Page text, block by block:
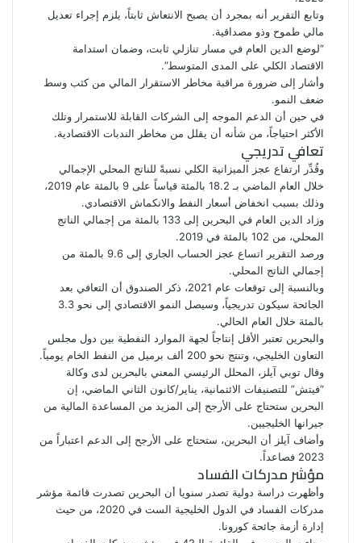
وتابع التقرير أنه بمجرد أن يصبح الانتعاش ثابتاً، يلزم إجراء تعديل
مالي طموح وذو مصداقية.
“لوضع الدين العام في مسار تنازلي ثابت، وضمان استدامة
الاقتصاد الكلي على المدى المتوسط”.
وأشار إلى ضرورة مراقبة مخاطر الاستقرار المالي من كثب وسط
ضعف النمو.
في حين أن الدعم الموجه إلى الشركات القابلة للاستمرار وتلك
الأكثر احتياجاً، من شأنه أن يقلل من مخاطر الندبات الاقتصادية.
تعافي تدريجي
وقُدِّر ارتفاع عجز الميزانية الكلي نسبةً للناتج المحلي الإجمالي
خلال العام الماضي بـ 18.2 بالمئة قياساً على 9 بالمئة عام 2019،
وذلك بسبب انخفاض أسعار النفط والانكماش الاقتصادي.
وزاد الدين العام في البحرين إلى 133 بالمئة من إجمالي الناتج
المحلي، من 102 بالمئة في 2019.
ورصد التقرير اتساع عجز الحساب الجاري إلى 9.6 بالمئة من
إجمالي الناتج المحلي.
وبالنسبة إلى توقعات عام 2021، ذكر الصندوق أن التعافي بعد
الجائحة سيكون تدريجياً، وسيصل النمو الاقتصادي إلى نحو 3.3
بالمئة خلال العام الحالي.
والبحرين تعتبر الأقل إنتاجاً لجهة الموارد النفطية بين دول مجلس
التعاون الخليجي، وتنتج نحو 200 ألف برميل من النفط الخام يومياً.
وقال توبي آيلز، المحلل الرئيسي المعني بالبحرين لدى وكالة
“فيتش” للتصنيفات الائتمانية، يناير/كانون الثاني الماضي، إن
البحرين ستحتاج على الأرجح إلى المزيد من المساعدة المالية من
جيرانها الخليجيين.
وأضاف آيلز أن البحرين، ستحتاج على الأرجح إلى الدعم اعتباراً من
2023 فصاعداً.
مؤشر مدركات الفساد
وأظهرت دراسة دولية تصدر سنويا أن البحرين تصدرت قائمة مؤشر
مدركات الفساد في الدول الخليجية الست في 2020، من حيث
إدارة أزمة جائحة كورونا.